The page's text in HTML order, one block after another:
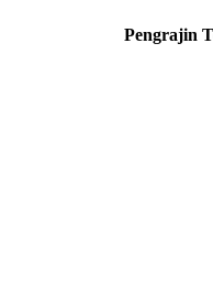
Pengrajin